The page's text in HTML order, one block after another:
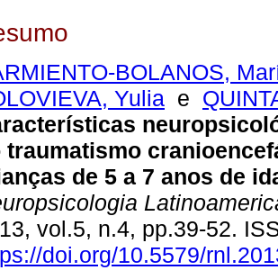
BOLANOS,
Yulia e
traumatismo
de 5 a 7 anos de
vol.5, n.4, pp.39-52.
doi.org/10.5579/